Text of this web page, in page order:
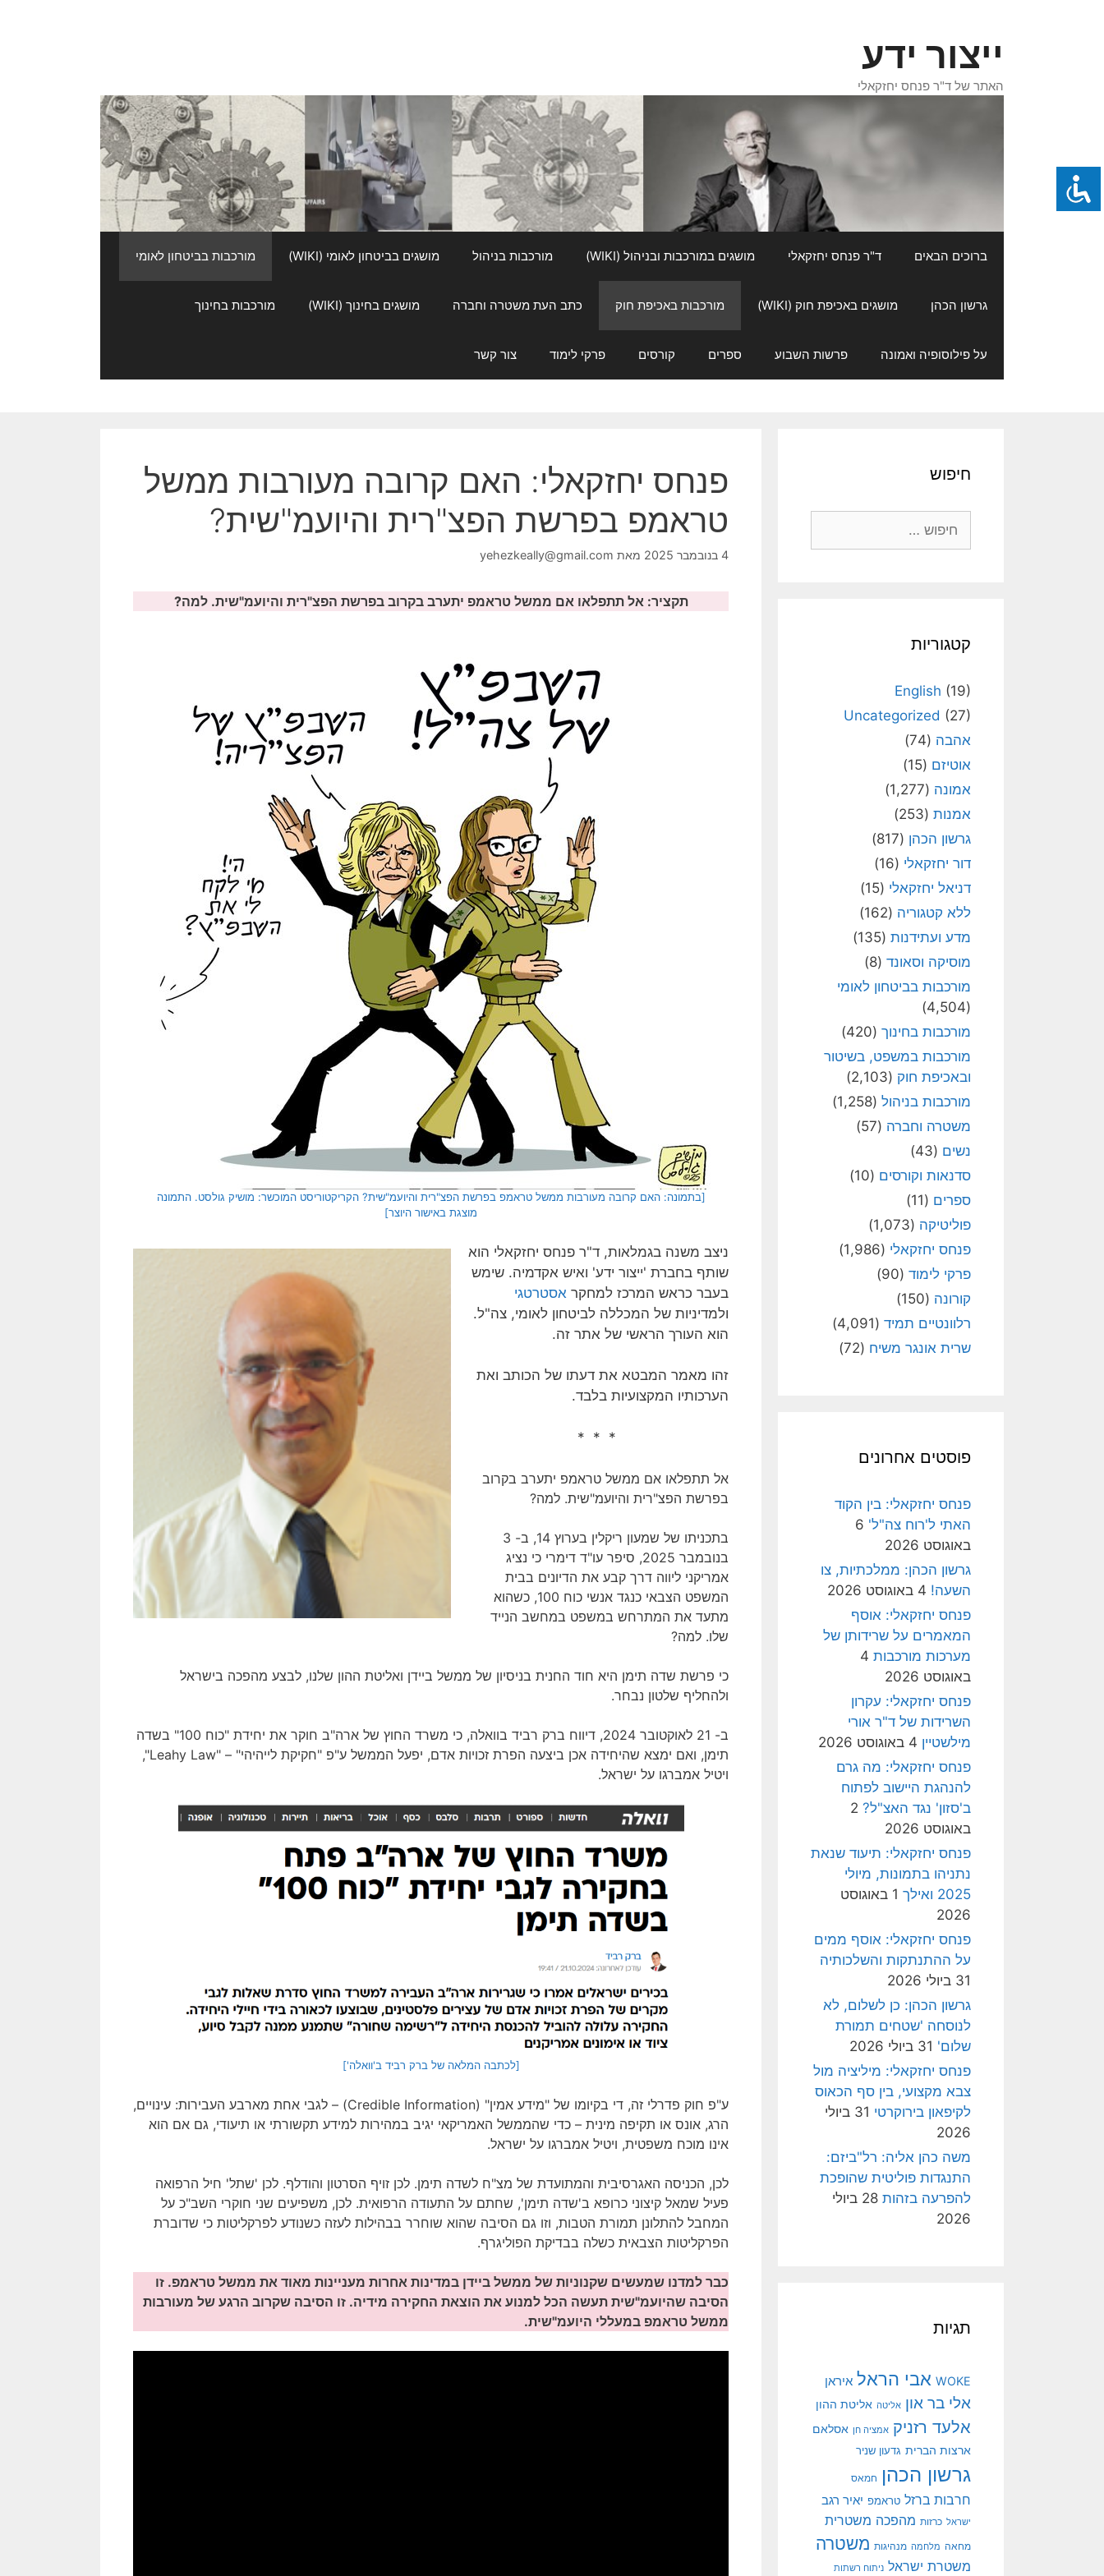
ייצור ידע
האתר של ד"ר פנחס יחזקאלי
ברוכים הבאים ד"ר פנחס יחזקאלי מושגים במורכבות ובניהול (WIKI) מורכבות בניהול מושגים בביטחון לאומי (WIKI) מורכבות בביטחון לאומי
גרשון הכהן מושגים באכיפת חוק (WIKI) מורכבות באכיפת חוק כתב העת משטרה וחברה מושגים בחינוך (WIKI) מורכבות בחינוך
על פילוסופיה ואמונה פרשות השבוע ספרים קורסים פרקי לימוד צור קשר
פנחס יחזקאלי: האם קרובה מעורבות ממשל
טראמפ בפרשת הפצ"רית והיועמ"שית?
4 בנובמבר 2025 מאת yehezkeally@gmail.com
תקציר: אל תתפלאו אם ממשל טראמפ יתערב בקרוב בפרשת הפצ"רית והיועמ"שית. למה?
[בתמונה: האם קרובה מעורבות ממשל טראמפ בפרשת הפצ"רית והיועמ"שית? הקריקטוריסט המוכשר: מושיק גולסט. התמונה
מוצגת באישור היוצר]
ניצב משנה בגמלאות, ד"ר פנחס יחזקאלי הוא
שותף בחברת 'ייצור ידע' ואיש אקדמיה. שימש
בעבר כראש המרכז למחקר אסטרטגי
ולמדיניות של המכללה לביטחון לאומי, צה"ל.
הוא העורך הראשי של אתר זה.
זהו מאמר המבטא את דעתו של הכותב ואת
הערכותיו המקצועיות בלבד.
* * *
אל תתפלאו אם ממשל טראמפ יתערב בקרוב
בפרשת הפצ"רית והיועמ"שית. למה?
בתכניתו של שמעון ריקלין בערוץ 14, ב- 3
בנובמבר 2025, סיפר עו"ד דימרי כי נציג
אמריקני ליווה דרך קבע את הדיונים בבית
המשפט הצבאי כנגד אנשי כוח 100, כשהוא
מתעד את המתרחש במשפט במחשב הנייד
שלו. למה?
כי פרשת שדה תימן היא חוד החנית בניסיון של ממשל ביידן ואליטת ההון שלנו, לבצע מהפכה בישראל
ולהחליף שלטון נבחר.
ב- 21 לאוקטובר 2024, דיווח ברק רביד בוואלה, כי משרד החוץ של ארה"ב חוקר את יחידת "כוח 100" בשדה
תימן, ואם ימצא שהיחידה אכן ביצעה הפרת זכויות אדם, יפעל הממשל ע"פ "חקיקת לייהיהי" – "Leahy Law",
ויטיל אמברגו על ישראל.
[לכתבה המלאה של ברק רביד ב'וואלה']
ע"פ חוק פדרלי זה, די בקיומו של "מידע אמין" (Credible Information) – לגבי אחת מארבע העבירות: עינויים,
הרג, אונס או תקיפה מינית – כדי שהממשל האמריקאי יגיב במהירות למידע תקשורתי או תיעודי, גם אם הוא
אינו מוכח משפטית, ויטיל אמברגו על ישראל.
לכן, הכניסה האגרסיבית והמתועדת של מצ"ח לשדה תימן. לכן זויף הסרטון והודלף. לכן 'שתל' חיל הרפואה
פעיל שמאל קיצוני כרופא ב'שדה תימן', שחתם על התעודה הרפואית. לכן, משפיעים שני חוקרי השב"כ על
המחבל להתלונן תמורת הטבות, וזו גם הסיבה שהוא שוחרר בבהילות לעזה כשנודע לפרקליטות כי שדוברת
הפרקליטות הצבאית כשלה בבדיקת הפוליגרף.
כבר למדנו שמעשים שקנוניות של ממשל ביידן במדינות אחרות מעניינות מאוד את ממשל טראמפ. זו
הסיבה שהיועמ"שית תעשה הכל למנוע את הוצאת החקירה מידיה. זו הסיבה שקרוב הרגע של מעורבות
ממשל טראמפ במעללי היועמ"שית.
חיפוש
קטגוריות
English (19)
Uncategorized (27)
אהבה (74)
אוטיזם (15)
אמונה (1,277)
אמנות (253)
גרשון הכהן (817)
דור יחזקאלי (16)
דניאל יחזקאלי (15)
ללא קטגוריה (162)
מדע ועתידנות (135)
מוסיקה וסאונד (8)
מורכבות בביטחון לאומי
(4,504)
מורכבות בחינוך (420)
מורכבות במשפט, בשיטור
ובאכיפת חוק (2,103)
מורכבות בניהול (1,258)
משטרה וחברה (57)
נשים (43)
סדנאות וקורסים (10)
ספרים (11)
פוליטיקה (1,073)
פנחס יחזקאלי (1,986)
פרקי לימוד (90)
קורונה (150)
רלוונטיים תמיד (4,091)
שרית אונגר משיח (72)
פוסטים אחרונים
פנחס יחזקאלי: בין הקוד
האתי ל'רוח צה"ל' 6
באוגוסט 2026
גרשון הכהן: ממלכתיות, צו
השעה! 4 באוגוסט 2026
פנחס יחזקאלי: אוסף
המאמרים על שרידותן של
מערכות מורכבות 4
באוגוסט 2026
פנחס יחזקאלי: עקרון
השרידות של ד"ר אורי
מילשטיין 4 באוגוסט 2026
פנחס יחזקאלי: מה גרם
להנהגת היישוב לפתוח
ב'סזון' נגד האצ"ל? 2
באוגוסט 2026
פנחס יחזקאלי: תיעוד שנאת
נתניהו בתמונות, מיולי
2025 ואילך
1 באוגוסט
2026
פנחס יחזקאלי: אוסף ממים
על ההתנתקות והשלכותיה
31 ביולי 2026
גרשון הכהן: כן לשלום, לא
לנוסחה 'שטחים תמורת
שלום' 31 ביולי 2026
פנחס יחזקאלי: מיליציה מול
צבא מקצועי, בין סף הכאוס
לקיפאון בירוקרטי
31 ביולי
2026
משה כהן אליה: רל"ביזם:
התנגדות פוליטית שהופכת
להפרעה בזהות
28 ביולי
2026
תגיות
WOKE אבי הראל איראן
אלי בר און אליטה אליטת ההון
אלעד רזניק אמציה חן אסלאם
ארצות הברית גדעון שניר
גרשון הכהן חמאס
חרבות ברזל טראמפ יאיר רגב
ישראל כרזות מהפכה משטרית
מחאה מלחמה מנהיגות משטרה
משטרת ישראל ניתוח רשתות